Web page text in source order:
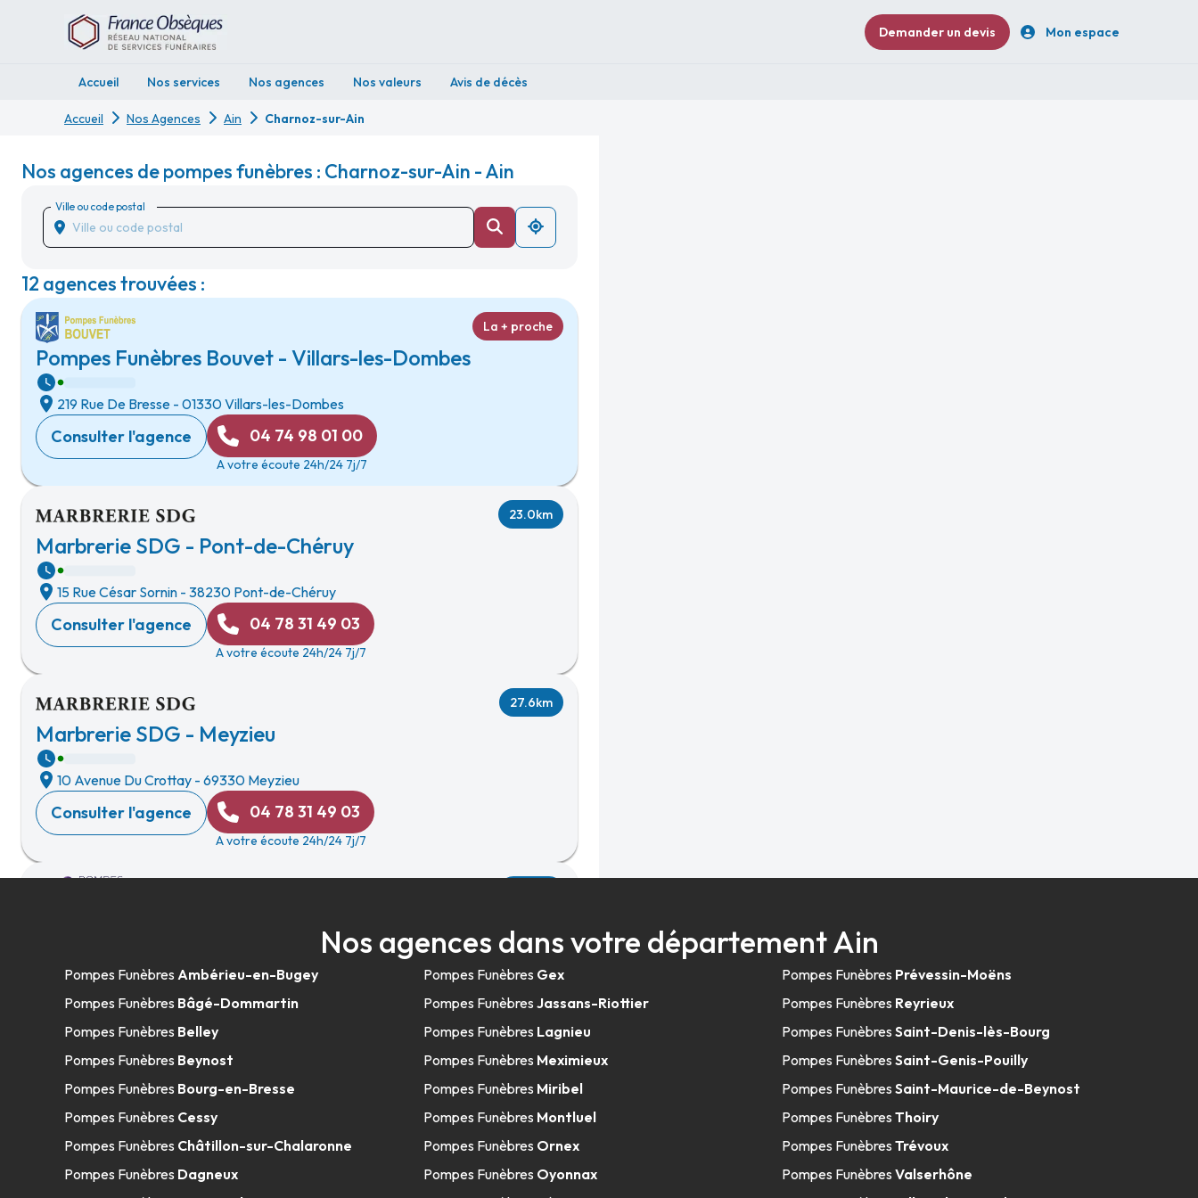
Demander un devis Mon espace
Accueil Nos services Nos agences Nos valeurs Avis de décès
Accueil Nos Agences Ain Charnoz-sur-Ain
Nos agences de pompes funèbres : Charnoz-sur-Ain - Ain
Ville ou code postal
12 agences trouvées :
Pompes Funèbres Bouvet - Villars-les-Dombes
La + proche
219 Rue De Bresse - 01330 Villars-les-Dombes
Consulter l'agence 04 74 98 01 00
A votre écoute 24h/24 7j/7
Marbrerie SDG - Pont-de-Chéruy
23.0km
15 Rue César Sornin - 38230 Pont-de-Chéruy
Consulter l'agence 04 78 31 49 03
A votre écoute 24h/24 7j/7
Marbrerie SDG - Meyzieu
27.6km
10 Avenue Du Crottay - 69330 Meyzieu
Consulter l'agence 04 78 31 49 03
A votre écoute 24h/24 7j/7
10 Avenue Du Crottay-69330 Meyzieu
Consulter l'agence 04 78 04 10 15
A votre écoute 24h/24 7j/7
Pompes Funèbres Bouvet - Bourg-en-Bresse
17 Et 17 Bis Avenue De L'Egalité-01000 Bourg-en-Bresse
Consulter l'agence
Nos agences dans votre département Ain
Pompes Funèbres Ambérieu-en-Bugey
Pompes Funèbres Bâgé-Dommartin
Pompes Funèbres Belley
Pompes Funèbres Beynost
Pompes Funèbres Bourg-en-Bresse
Pompes Funèbres Cessy
Pompes Funèbres Châtillon-sur-Chalaronne
Pompes Funèbres Dagneux
Pompes Funèbres Gex
Pompes Funèbres Jassans-Riottier
Pompes Funèbres Lagnieu
Pompes Funèbres Meximieux
Pompes Funèbres Miribel
Pompes Funèbres Montluel
Pompes Funèbres Ornex
Pompes Funèbres Oyonnax
Pompes Funèbres Prévessin-Moëns
Pompes Funèbres Reyrieux
Pompes FunèbresSaint-Denis-lès-Bourg
Pompes FunèbresSaint-Genis-Pouilly
Pompes FunèbresSaint-Maurice-de-Beynost
Pompes FunèbresThoiry
Pompes FunèbresTrévoux
Pompes FunèbresValserhône